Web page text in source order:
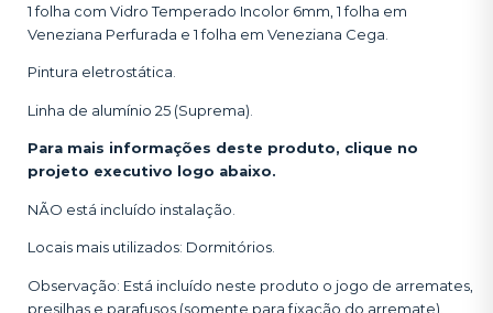
1 folha com Vidro Temperado Incolor 6mm, 1 folha em
Veneziana Perfurada e 1 folha em Veneziana Cega.
Pintura eletrostática.
Linha de alumínio 25 (Suprema).
Para mais informações deste produto, clique no
projeto executivo logo abaixo.
NÃO está incluído instalação.
Locais mais utilizados: Dormitórios.
Observação: Está incluído neste produto o jogo de arremates,
presilhas e parafusos (somente para fixação do arremate).